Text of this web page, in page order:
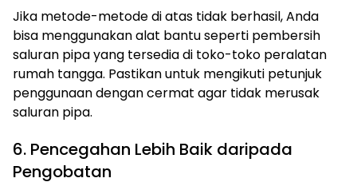
Jika metode-metode di atas tidak berhasil, Anda
bisa menggunakan alat bantu seperti pembersih
saluran pipa yang tersedia di toko-toko peralatan
rumah tangga. Pastikan untuk mengikuti petunjuk
penggunaan dengan cermat agar tidak merusak
saluran pipa.
6. Pencegahan Lebih Baik daripada
Pengobatan